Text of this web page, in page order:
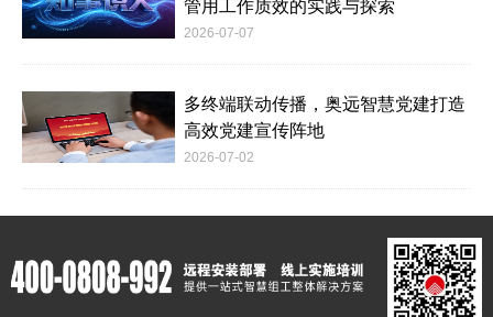
管用工作质效的实践与探索
2026-07-07
多终端联动传播，奥远智慧党建打造
高效党建宣传阵地
2026-07-02